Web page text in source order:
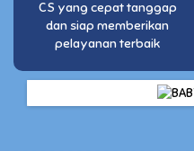
CS yang cepat tanggap
dan siap memberikan
pelayanan terbaik